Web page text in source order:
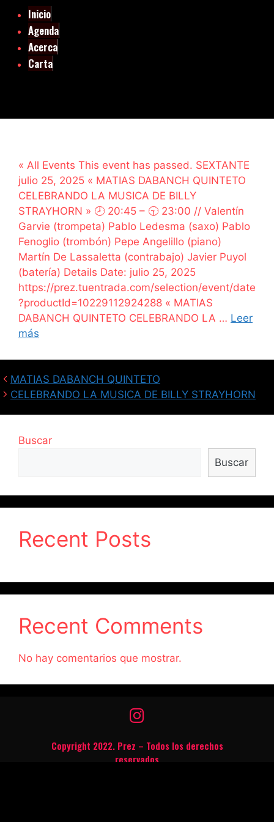
Inicio
Agenda
Acerca
Carta
« All Events This event has passed. SEXTANTE
julio 25, 2025 « MATIAS DABANCH QUINTETO
CELEBRANDO LA MUSICA DE BILLY
STRAYHORN » 🕗 20:45 – 🕤 23:00 // Valentín
Garvie (trompeta) Pablo Ledesma (saxo) Pablo
Fenoglio (trombón) Pepe Angelillo (piano)
Martín De Lassaletta (contrabajo) Javier Puyol
(batería) Details Date: julio 25, 2025
https://prez.tuentrada.com/selection/event/date
?productId=10229112924288 « MATIAS
DABANCH QUINTETO CELEBRANDO LA … Leer
más
MATIAS DABANCH QUINTETO
CELEBRANDO LA MUSICA DE BILLY STRAYHORN
Buscar
Buscar
Recent Posts
Recent Comments
No hay comentarios que mostrar.
Copyright 2022. Prez – Todos los derechos
reservados